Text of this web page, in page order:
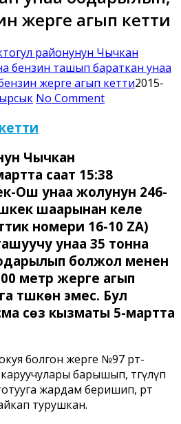
жерге агып кетти
районунун Чычкан
бензин ташып бараткан унаа
жерге агып кетти2015-
No Comment
Чычкан
саат 15:38
Ош унаа жолунун 246-
шаарынан келе
номери 16-10 ZА)
ташуучу унаа 35 тонна
болжол менен
метр жерге агып
түшкөн эмес. Бул
сөз кызматы 5-мартта
болгон жерге №97 өрт-
барышып, төгүлүп
жардам беришип, өрт
турушкан.